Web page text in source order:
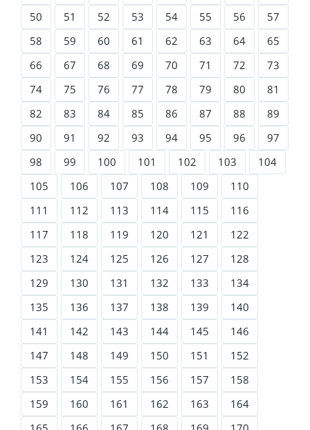
50
51 52 53 54 55 56
57
58
59 60 61 62 63 64
65
66
67 68 69 70 71 72
73
74
75 76 77 78 79 80
81
82
83 84 85 86 87 88
89
90
91 92 93 94 95 96
97
98
99 100 101 102 103
104
105
106 107 108 109
110
111
112 113 114 115
116
117
118 119 120 121
122
123
124 125 126 127
128
129
130 131 132 133
134
135
136 137 138 139
140
141
142 143 144 145
146
147
148 149 150 151
152
153
154 155 156 157
158
159
160 161 162 163
164